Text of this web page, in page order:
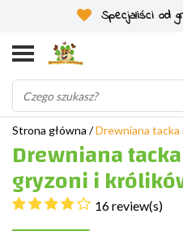
Specjaliści od
Strona główna /Drewniana tacka
Drewniana
gryzoni i
16 review(s)